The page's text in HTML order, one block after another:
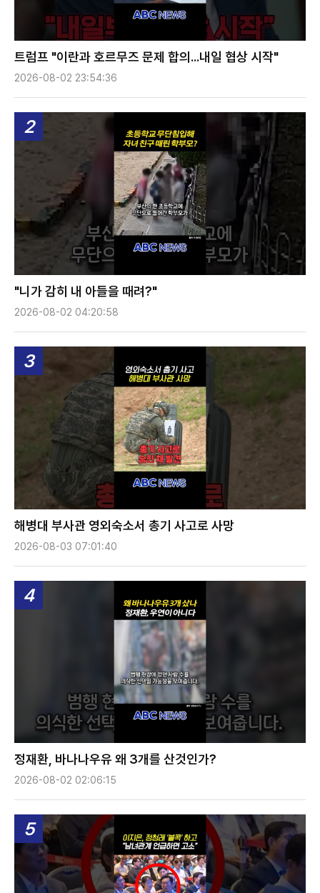
트럼프 "이란과 호르무즈 문제 합의...내일 협상 시작"
2026-08-02 23:54:36
2
"니가 감히 내 아들을 때려?"
2026-08-02 04:20:58
3
해병대 부사관 영외숙소서 총기 사고로 사망
2026-08-03 07:01:40
4
정재환, 바나나우유 왜 3개를 산것인가?
2026-08-02 02:06:15
5